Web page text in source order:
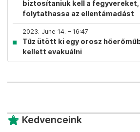
biztosítaniuk kell a fegyvereket,
folytathassa az ellentámadást
2023. June 14. – 16:47
Tűz ütött ki egy orosz
kellett evakuálni
Kedvenceink